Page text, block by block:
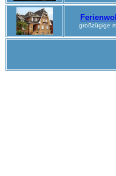
großzügige